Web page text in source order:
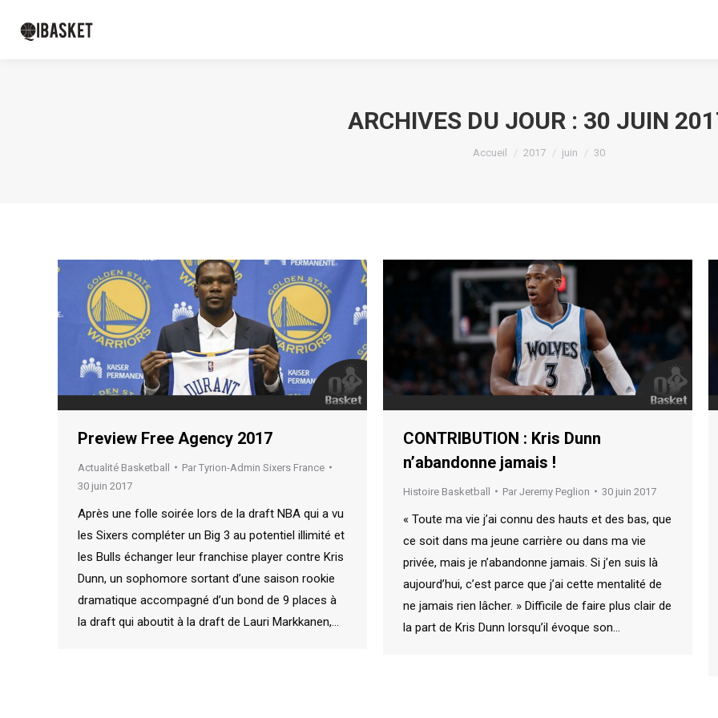
ARCHIVES DU JOUR : 30 JUIN
Vous êtes ici :
Accueil 2017 juin 30
Preview Free Agency 2017
Actualité Basketball Par Tyrion-Admin Sixers France
30 juin 2017
Après une folle soirée lors de la draft NBA qui a vu
les Sixers compléter un Big 3 au potentiel illimité et
les Bulls échanger leur franchise player contre Kris
Dunn, un sophomore sortant d’une saison rookie
dramatique accompagné d’un bond de 9 places à
la draft qui aboutit à la draft de Lauri Markkanen,…
CONTRIBUTION : Kris Dunn
n’abandonne jamais !
Histoire Basketball Par Jeremy Peglion 30 juin 2017
« Toute ma vie j’ai connu des hauts et des bas, que
ce soit dans ma jeune carrière ou dans ma vie
privée, mais je n’abandonne jamais. Si j’en suis là
aujourd’hui, c’est parce que j’ai cette mentalité de
ne jamais rien lâcher. » Difficile de faire plus clair de
la part de Kris Dunn lorsqu’il évoque son…